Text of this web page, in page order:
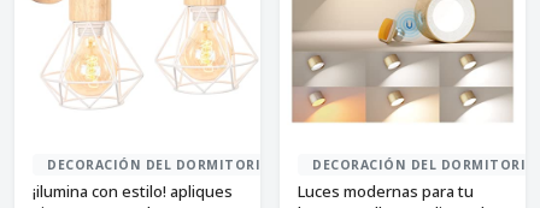
DECORACIÓN DEL DORMITORIO
¡ilumina con estilo! apliques
DECORACIÓN DEL DORMITORIO
Luces modernas para tu